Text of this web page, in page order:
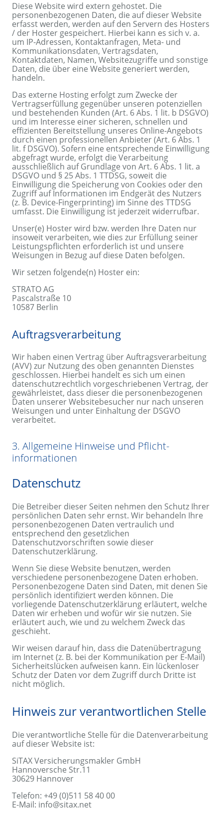
Diese Website wird extern gehostet. Die
personenbezogenen Daten, die auf dieser Website
erfasst werden, werden auf den Servern des Hosters
/ der Hoster gespeichert. Hierbei kann es sich v. a.
um IP-Adressen, Kontaktanfragen, Meta- und
Kommunikationsdaten, Vertragsdaten,
Kontaktdaten, Namen, Websitezugriffe und sonstige
Daten, die über eine Website generiert werden,
handeln.
Das externe Hosting erfolgt zum Zwecke der
Vertragserfüllung gegenüber unseren potenziellen
und bestehenden Kunden (Art. 6 Abs. 1 lit. b DSGVO)
und im Interesse einer sicheren, schnellen und
effizienten Bereitstellung unseres Online-Angebots
durch einen professionellen Anbieter (Art. 6 Abs. 1
lit. f DSGVO). Sofern eine entsprechende Einwilligung
abgefragt wurde, erfolgt die Verarbeitung
ausschließlich auf Grundlage von Art. 6 Abs. 1 lit. a
DSGVO und § 25 Abs. 1 TTDSG, soweit die
Einwilligung die Speicherung von Cookies oder den
Zugriff auf Informationen im Endgerät des Nutzers
(z. B. Device-Fingerprinting) im Sinne des TTDSG
umfasst. Die Einwilligung ist jederzeit widerrufbar.
Unser(e) Hoster wird bzw. werden Ihre Daten nur
insoweit verarbeiten, wie dies zur Erfüllung seiner
Leistungspflichten erforderlich ist und unsere
Weisungen in Bezug auf diese Daten befolgen.
Wir setzen folgende(n) Hoster ein:
STRATO AG
Pascalstraße 10
10587 Berlin
Auftragsverarbeitung
Wir haben einen Vertrag über Auftragsverarbeitung
(AVV) zur Nutzung des oben genannten Dienstes
geschlossen. Hierbei handelt es sich um einen
datenschutzrechtlich vorgeschriebenen Vertrag, der
gewährleistet, dass dieser die personenbezogenen
Daten unserer Websitebesucher nur nach unseren
Weisungen und unter Einhaltung der DSGVO
verarbeitet.
3. Allgemeine Hinweise und Pflicht­
informationen
Datenschutz
Die Betreiber dieser Seiten nehmen den Schutz Ihrer
persönlichen Daten sehr ernst. Wir behandeln Ihre
personenbezogenen Daten vertraulich und
entsprechend den gesetzlichen
Datenschutzvorschriften sowie dieser
Datenschutzerklärung.
Wenn Sie diese Website benutzen, werden
verschiedene personenbezogene Daten erhoben.
Personenbezogene Daten sind Daten, mit denen Sie
persönlich identifiziert werden können. Die
vorliegende Datenschutzerklärung erläutert, welche
Daten wir erheben und wofür wir sie nutzen. Sie
erläutert auch, wie und zu welchem Zweck das
geschieht.
Wir weisen darauf hin, dass die Datenübertragung
im Internet (z. B. bei der Kommunikation per E-Mail)
Sicherheitslücken aufweisen kann. Ein lückenloser
Schutz der Daten vor dem Zugriff durch Dritte ist
nicht möglich.
Hinweis zur verantwortlichen Stelle
Die verantwortliche Stelle für die Datenverarbeitung
auf dieser Website ist:
SiTAX Versicherungsmakler GmbH
Hannoversche Str.11
30629 Hannover
Telefon: +49 (0)511 58 40 00
E-Mail: info@sitax.net